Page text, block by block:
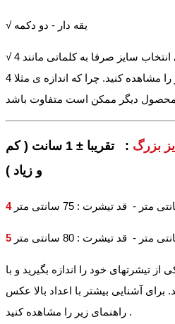
√ یقه دار - دو دکمه
√ برای انتخاب سایز صرفا به کلماتی مانند 4XL اکتفا نکنید بلکه اندازه
های زیر را مشاهده کنید. چرا که اندازه ی مثلا 4XL یک محصول با
بزرگ
: تقریبا ± 1 سانت ( کم
از تیشرتهای خود را اندازه بگیرید و با
برای آشنایی بیشتر با اعداد بالا عکس
راهنمای زیر را مشاهده کنید .